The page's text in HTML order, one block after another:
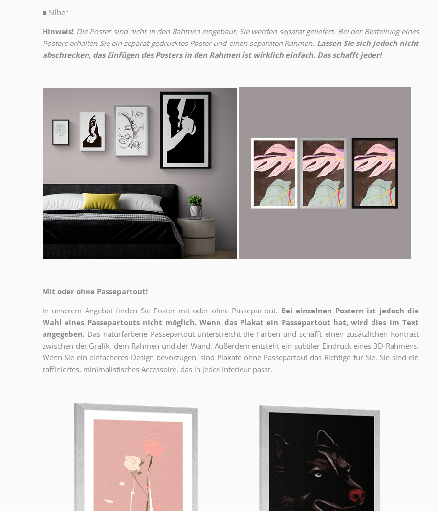
■ Silber
Hinweis! Die Poster sind nicht in den Rahmen eingebaut. Sie werden separat geliefert. Bei der Bestellung eines
Posters erhalten Sie ein separat gedrucktes Poster und einen separaten Rahmen. Lassen Sie sich jedoch nicht
abschrecken, das Einfügen des Posters in den Rahmen ist wirklich einfach. Das schafft jeder!
Mit oder ohne Passepartout!
In unserem Angebot finden Sie Poster mit oder ohne Passepartout. Bei einzelnen Postern ist jedoch die
Wahl eines Passepartouts nicht möglich. Wenn das Plakat ein Passepartout hat, wird dies im Text
angegeben. Das naturfarbene Passepartout unterstreicht die Farben und schafft einen zusätzlichen Kontrast
zwischen der Grafik, dem Rahmen und der Wand. Außerdem entsteht ein subtiler Eindruck eines 3D-Rahmens.
Wenn Sie ein einfacheres Design bevorzugen, sind Plakate ohne Passepartout das Richtige für Sie. Sie sind ein
raffiniertes, minimalistisches Accessoire, das in jedes Interieur passt.